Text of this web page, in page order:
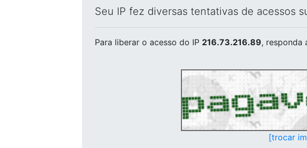
Seu IP fez diversas tentativas de acessos
Para liberar o acesso do IP 216.73.216.89, responda
[trocar